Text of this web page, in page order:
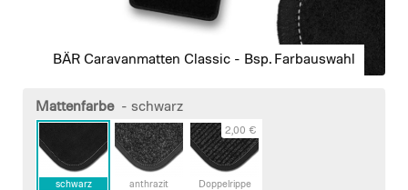
BÄR Caravanmatten Classic - Bsp. Farbauswahl
the
beginning
Mattenfarbe - schwarz
schwarz anthrazit Doppelrippe
2,00 €